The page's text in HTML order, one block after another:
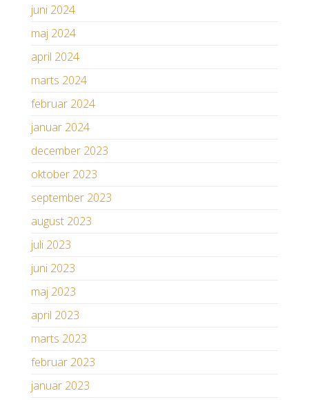
juni 2024
maj 2024
april 2024
marts 2024
februar 2024
januar 2024
december 2023
oktober 2023
september 2023
august 2023
juli 2023
juni 2023
maj 2023
april 2023
marts 2023
februar 2023
januar 2023